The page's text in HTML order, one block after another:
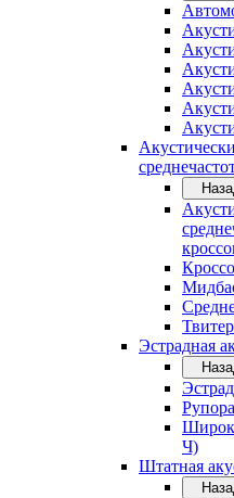
Эстрадная
Рупора
Ч)
Штатная